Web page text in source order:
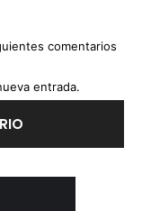
comentarios
entrada.